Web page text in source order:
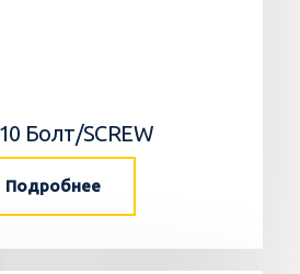
Болт/SCREW
Подробнее